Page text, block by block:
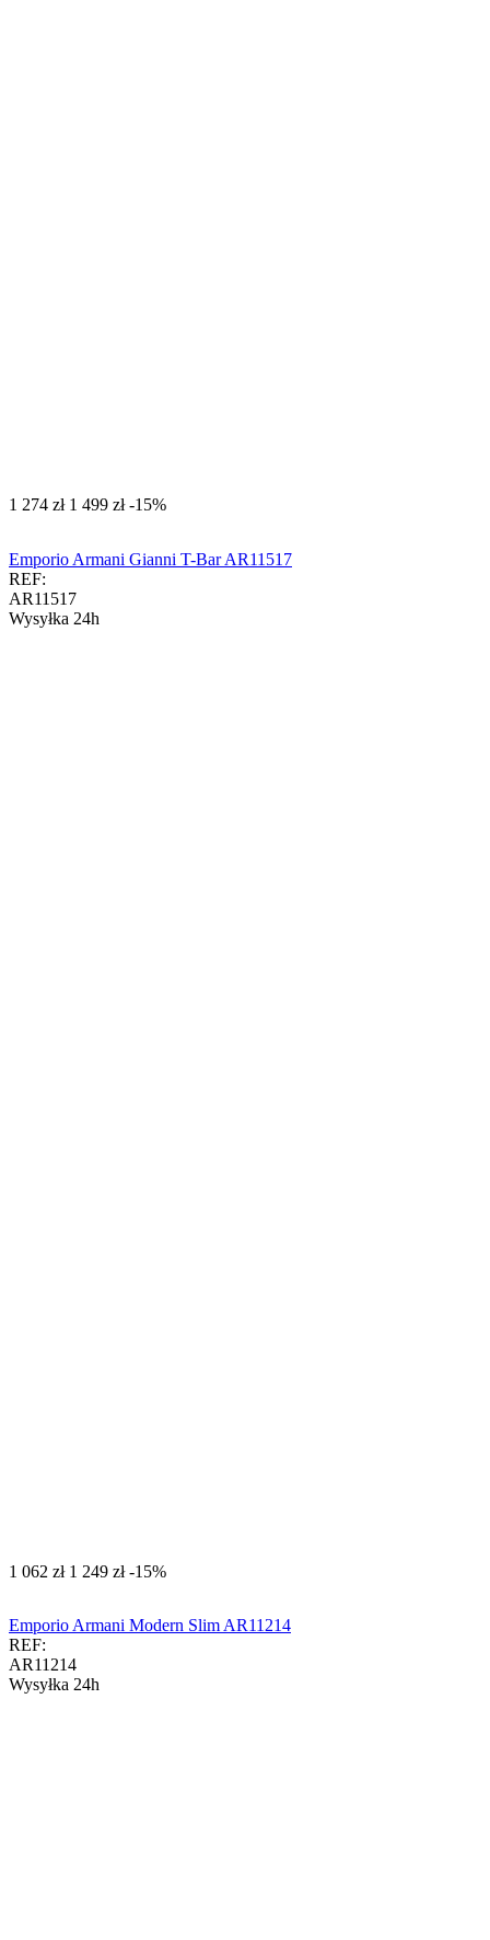
‍1 274‍ zł ‍1 499‍ zł -15%
Emporio Armani Gianni T-Bar AR11517
REF:
AR11517
Wysyłka 24h
‍1 062‍ zł ‍1 249‍ zł -15%
Emporio Armani Modern Slim AR11214
REF:
AR11214
Wysyłka 24h